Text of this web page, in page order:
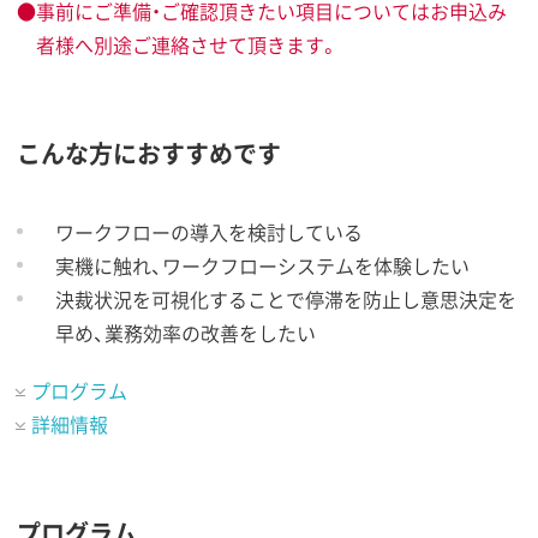
●事前にご準備・ご確認頂きたい項目についてはお申込み
者様へ別途ご連絡させて頂きます。
こんな方におすすめです
ワークフローの導入を検討している
実機に触れ、ワークフローシステムを体験したい
決裁状況を可視化することで停滞を防止し意思決定を
早め、業務効率の改善をしたい
プログラム
詳細情報